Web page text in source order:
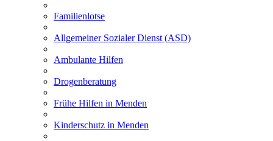
Familienlotse
Allgemeiner Sozialer Dienst (ASD)
Ambulante Hilfen
Drogenberatung
Frühe Hilfen in Menden
Kinderschutz in Menden